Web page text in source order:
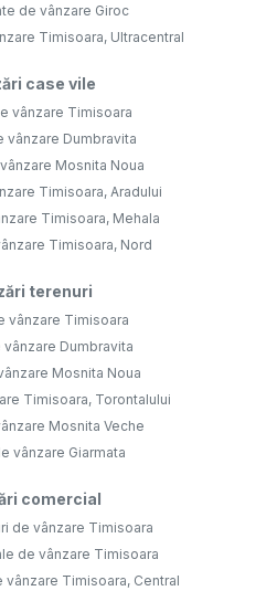
de vânzare Giroc
Timisoara, Ultracentral
case vile
vânzare Timisoara
vânzare Dumbravita
Mosnita Noua
Timisoara, Aradului
Timisoara, Mehala
Timisoara, Nord
terenuri
vânzare Timisoara
vânzare Dumbravita
Mosnita Noua
Timisoara, Torontalului
Mosnita Veche
vânzare Giarmata
comercial
de vânzare Timisoara
de vânzare Timisoara
vânzare Timisoara, Central